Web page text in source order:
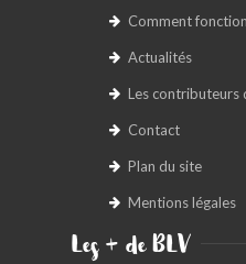
Comment
Actualités
Les contributeurs
Contact
Plan du site
Mentions légales
Les + de BLV